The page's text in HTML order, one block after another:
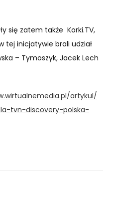
się zatem także Korki.TV,
tej inicjatywie brali udział
– Tymoszyk, Jacek Lech
wirtualnemedia.pl/artykul/
tvn-discovery-polska-